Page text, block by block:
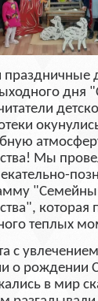
праздничные
дня
Мы
которая
теплых
с
о рождении
в мир